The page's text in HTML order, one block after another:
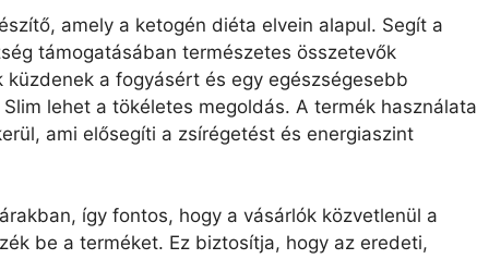
amely a ketogén diéta elvein alapul. Segít a
támogatásában természetes összetevők
a fogyásért és egy egészségesebb
lehet a tökéletes megoldás. A termék használata
ami elősegíti a zsírégetést és energiaszint
így fontos, hogy a vásárlók közvetlenül a
be a terméket. Ez biztosítja, hogy az eredeti,